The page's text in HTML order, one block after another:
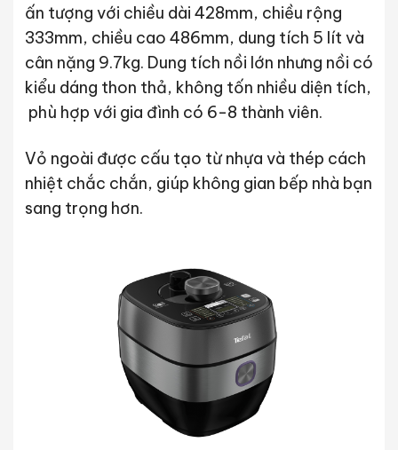
ấn tượng với chiều dài 428mm, chiều rộng
333mm, chiều cao 486mm, dung tích 5 lít và
cân nặng 9.7kg. Dung tích nồi lớn nhưng nồi có
kiểu dáng thon thả, không tốn nhiều diện tích,
phù hợp với gia đình có 6-8 thành viên.
Vỏ ngoài được cấu tạo từ nhựa và thép cách
nhiệt chắc chắn, giúp không gian bếp nhà bạn
sang trọng hơn.